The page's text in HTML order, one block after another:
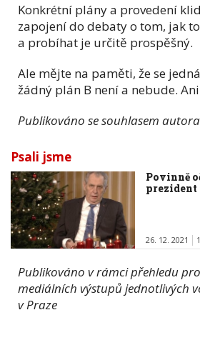
Konkrétní plány a provedení
zapojení do debaty o tom, jak
a probíhat je určitě prospěšný.
Ale mějte na paměti, že se
žádný plán B není a nebude.
Publikováno se souhlasem autora
Psali jsme
Povinně
prezident
26. 12. 2021
Publikováno v rámci přehledu
mediálních výstupů jednotlivých
v Praze